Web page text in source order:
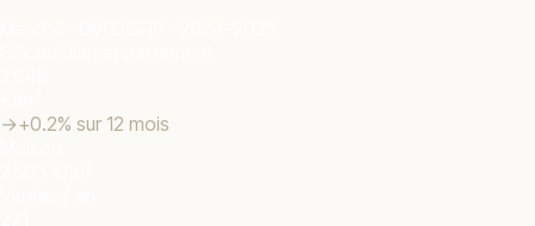
→+0.2% sur 12 mois